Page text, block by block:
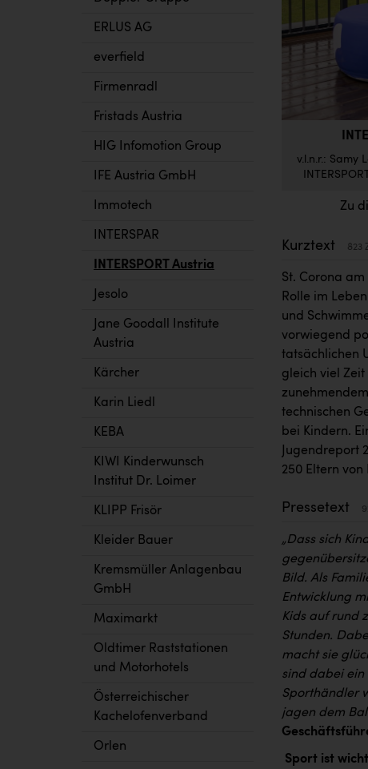
ERLUS AG
everfield
Firmenradl
Fristads Austria
HIG Infomotion Group
IFE Austria GmbH
Immotech
INTERSPAR
INTERSPORT Austria
Jesolo
Jane Goodall Institute
Austria
Kärcher
Karin Liedl
KEBA
KIWI Kinderwunsch
Institut Dr. Loimer
KLIPP Frisör
Kleider Bauer
Kremsmüller Anlagenbau
GmbH
Maximarkt
Oldtimer Raststationen
und Motorhotels
Österreichischer
Kachelofenverband
Orlen
v.l.n.r.: Samy
Zu
Kurztext 823
St. Corona
Rolle im
und
vorwiegend
tatsächlichen
gleich viel
technischen
bei Kindern.
Jugendreport
250 Eltern
Pressetext
„Dass sich
Bild. Als
Entwicklung
Kids auf rund
Stunden.
macht sie
sind dabei ein
Sporthändler
jagen dem
Sport ist